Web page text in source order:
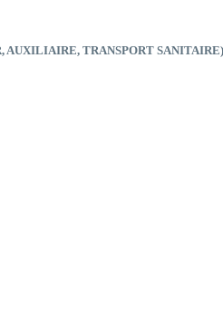
AUXILIAIRE, TRANSPORT SANITAIRE)